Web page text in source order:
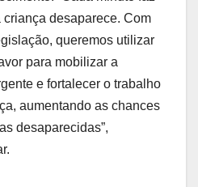
desaparece. Com
queremos utilizar
para mobilizar a
e fortalecer o trabalho
aumentando as chances
desaparecidas”,